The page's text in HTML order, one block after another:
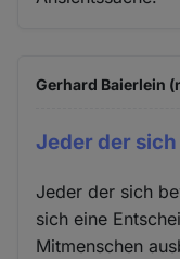
Gerhard Baierlein
Jeder der
Jeder der sich
sich eine
Mitmenschen